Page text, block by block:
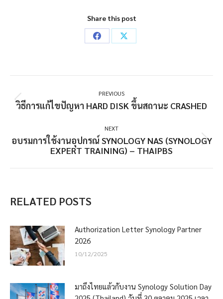
Share this post
Share
Share
NAVIGATION
PREVIOUS
Previous
วิธีการแก้ไขปัญหา HARD DISK ขึ้นสถานะ CRASHED
NEXT
Next
post:
อบรมการใช้งานอุปกรณ์ SYNOLOGY NAS (SYNOLOGY
EXPERT TRAINING) – THAIPBS
RELATED POSTS
Authorization Letter Synology Partner
2026
10/12/2025
มาถึงไทยแล้วกับงาน Synology Solution Day